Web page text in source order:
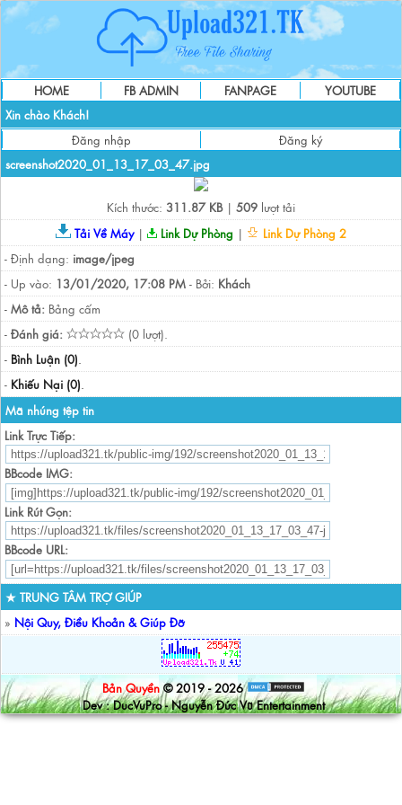
HOME FB ADMIN FANPAGE
YOUTUBE
Xin chào Khách!
Đăng nhập
Đăng ký
screenshot2020_01_13_17_03_47.jpg
Kích thước: 311.87 KB| 509 lượt tải
Tải Về Máy| Link Dự Phòng |
Link Dự Phòng 2
- Định dạng: image/jpeg
- Up vào: 13/01/2020, 17:08 PM - Bởi: Khách
- Mô tả: Bảng cấm
- Đánh giá:
(0 lượt).
- Bình Luận (0).
- Khiếu Nại (0).
Mã nhúng tệp tin
Link Trực Tiếp:
BBcode IMG:
Link Rút Gọn:
BBcode URL:
★ TRUNG TÂM TRỢ GIÚP
» Nội Quy, Điều Khoản & Giúp Đỡ
Bản Quyền © 2019 - 2026
Dev : DucVuPro - Nguyễn Đức Vũ Entertainment